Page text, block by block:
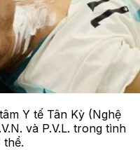
Y tế Tân Kỳ (Nghệ
và P.V.L. trong tình
thể.